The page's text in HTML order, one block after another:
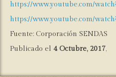
https://www.youtube.com/
https://www.youtube.com/
Fuente: Corporación SENDAS
Publicado el 4 Octubre, 2017,